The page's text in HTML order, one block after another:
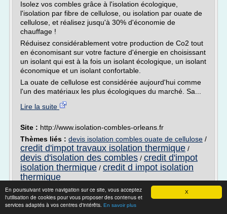
X
En poursuivant votre navigation sur ce site, vous acceptez
l'utilisation de cookies pour vous proposer des contenus et
services adaptés à vos centres d'intérêts. En savoir plus
Isolez vos combles grâce à l'isolation écologique,
l'isolation par fibre de cellulose, ou isolation par ouate de
cellulose, et réalisez jusqu'à 30% d'économie de
chauffage !
Réduisez considérablement votre production de Co2 tout
en économisant sur votre facture d'énergie en choisissant
un isolant qui est à la fois un isolant écologique, un isolant
économique et un isolant confortable.
La ouate de cellulose est considérée aujourd'hui comme
l'un des matériaux les plus écologiques du marché. Sa...
Lire la suite
Site : http://www.isolation-combles-orleans.fr
Thèmes liés : devis isolation combles ouate de cellulose /
credit d'impot travaux isolation thermique /
devis d'isolation des combles / credit d'impot
isolation thermique / credit d impot isolation
thermique
Isolation des combles France | Devis en
ligne d'Artisans ...